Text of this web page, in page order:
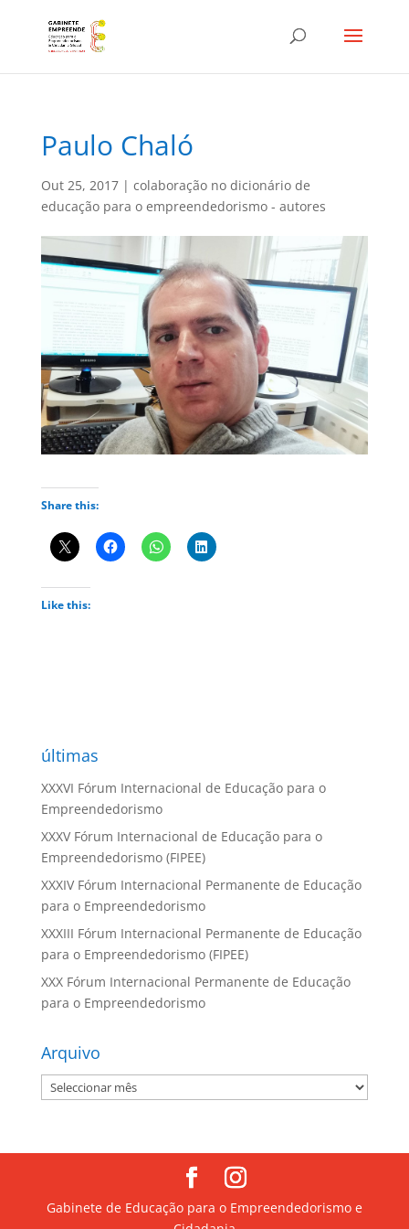
Paulo Chaló
Out 25, 2017| colaboração no dicionário de
educação para o empreendedorismo - autores
Share this:
Like this:
últimas
XXXVI Fórum Internacional de Educação para o
Empreendedorismo
XXXV Fórum Internacional de Educação para o
Empreendedorismo (FIPEE)
XXXIV Fórum Internacional Permanente de Educação
para o Empreendedorismo
XXXIII Fórum Internacional Permanente de Educação
para o Empreendedorismo (FIPEE)
XXX Fórum Internacional Permanente de Educação
para o Empreendedorismo
Arquivo
Arquivo
Gabinete de Educação para o Empreendedorismo e